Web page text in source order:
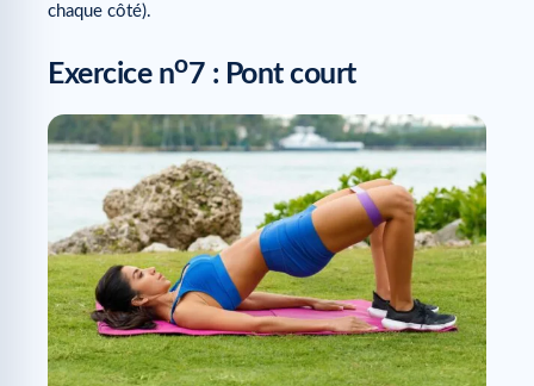
chaque côté).
Exercice no7 : Pont court